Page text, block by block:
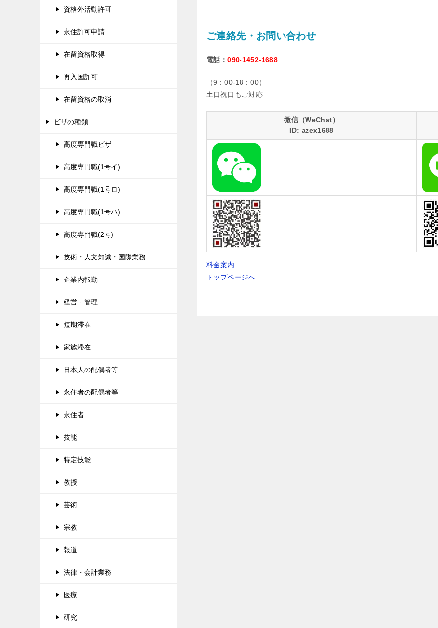
ご連絡先・お問い合わせ
電話：090-1452-1688
（9：00-18：00）
土日祝日もご対応
微信（WeChat）
ID: azex1688
料金案内
トップページへ
資格外活動許可
永住許可申請
在留資格取得
再入国許可
在留資格の取消
ビザの種類
高度専門職ビザ
高度専門職(1号イ)
高度専門職(1号ロ)
高度専門職(1号ハ)
高度専門職(2号)
技術・人文知識・国際業務
企業内転勤
経営・管理
短期滞在
家族滞在
日本人の配偶者等
永住者の配偶者等
永住者
技能
特定技能
教授
芸術
宗教
報道
法律・会計業務
医療
研究